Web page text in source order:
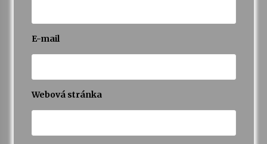
E-mail
Webová stránka